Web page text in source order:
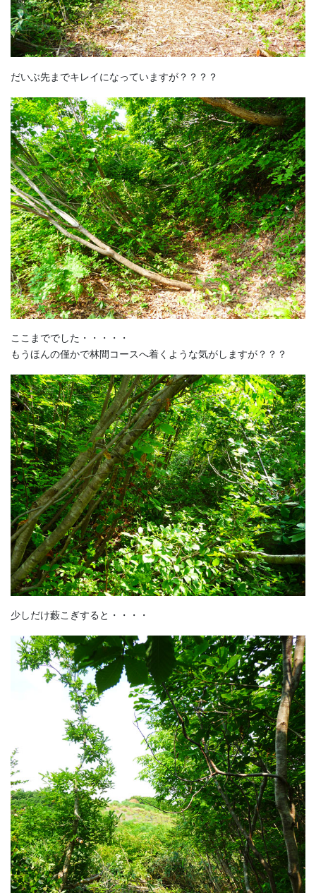
だいぶ先までキレイになっていますが？？？？
ここまででした・・・・・
もうほんの僅かで林間コースへ着くような気がしますが？？？
少しだけ藪こぎすると・・・・